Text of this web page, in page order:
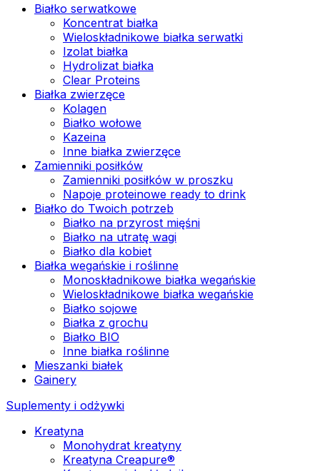
Białko serwatkowe
Koncentrat białka
Wieloskładnikowe białka serwatki
Izolat białka
Hydrolizat białka
Clear Proteins
Białka zwierzęce
Kolagen
Białko wołowe
Kazeina
Inne białka zwierzęce
Zamienniki posiłków
Zamienniki posiłków w proszku
Napoje proteinowe ready to drink
Białko do Twoich potrzeb
Białko na przyrost mięśni
Białko na utratę wagi
Białko dla kobiet
Białka wegańskie i roślinne
Monoskładnikowe białka wegańskie
Wieloskładnikowe białka wegańskie
Białko sojowe
Białka z grochu
Białko BIO
Inne białka roślinne
Mieszanki białek
Gainery
Suplementy i odżywki
Kreatyna
Monohydrat kreatyny
Kreatyna Creapure®